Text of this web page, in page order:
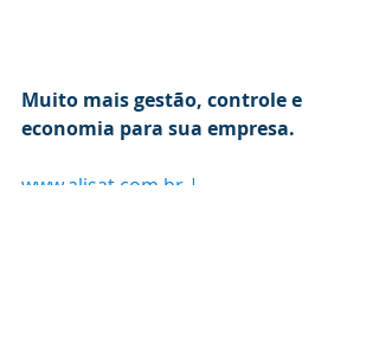
Muito mais gestão, controle e
economia para sua empresa.
www.alisat.com.br |